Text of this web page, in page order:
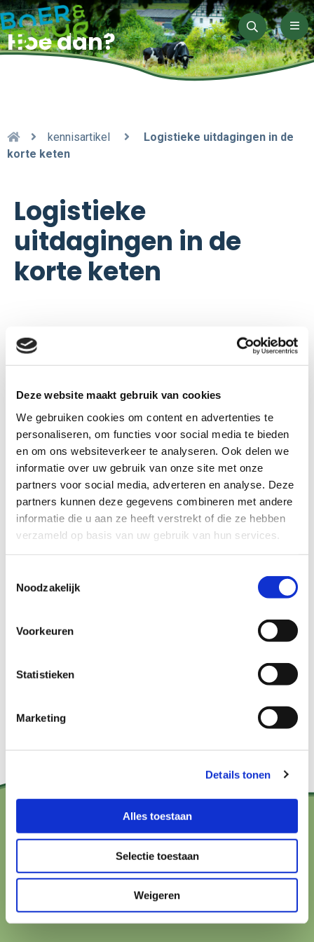
Deze website maakt gebruik van cookies
We gebruiken cookies om content en advertenties te
personaliseren, om functies voor social media te bieden
en om ons websiteverkeer te analyseren. Ook delen we
informatie over uw gebruik van onze site met onze
partners voor social media, adverteren en analyse. Deze
partners kunnen deze gegevens combineren met andere
informatie die u aan ze heeft verstrekt of die ze hebben
verzameld op basis van uw gebruik van hun services.
Noodzakelijk
Voorkeuren
Statistieken
Marketing
Details tonen
Alles toestaan
Selectie toestaan
Weigeren
Zoeken
Hoe dan?
kennisartikel
Logistieke uitdagingen in de
korte keten
Logistieke
uitdagingen in de
korte keten
Ditartikelbeschrijfteen aantal uitdagingen
voor korte keten-ondernemers en biedt
Contact?
hallo@boerenbuurmetnatuur.nl
Arthur van Schendelstraat 600
3511 MJ Utrecht